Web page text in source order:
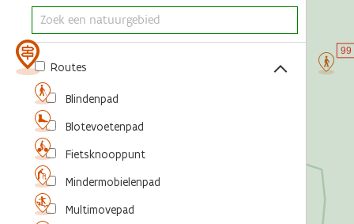
Routes
Blindenpad
Blotevoetenpad
Fietsknooppunt
Mindermobielenpad
Multimovepad